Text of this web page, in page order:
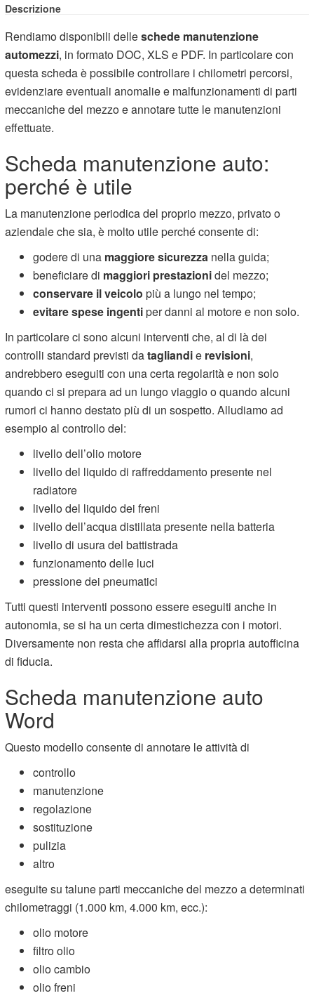
Descrizione
Rendiamo disponibili delleschede manutenzione
automezzi, in formato DOC, XLS e PDF. In particolare con
questa scheda è possibile controllare i chilometri percorsi,
evidenziare eventuali anomalie e malfunzionamenti di parti
meccaniche del mezzo e annotare tutte le manutenzioni
effettuate.
Scheda manutenzione auto:
perché è utile
La manutenzione periodica del proprio mezzo, privato o
aziendale che sia, è molto utile perché consente di:
godere di una maggiore sicurezza nella guida;
beneficiare di maggiori prestazionidel mezzo;
conservare il veicolo più a lungo nel tempo;
evitare spese ingentiper danni al motore e non solo.
In particolare ci sono alcuni interventi che, al di là dei
controlli standard previsti datagliandie revisioni,
andrebbero eseguiti con una certa regolarità e non solo
quando ci si prepara ad un lungo viaggio o quando alcuni
rumori ci hanno destato più di un sospetto. Alludiamo ad
esempio al controllo del:
livello dell’olio motore
livello del liquido di raffreddamento presente nel
radiatore
livello del liquido dei freni
livello dell’acqua distillata presente nella batteria
livello di usura del battistrada
funzionamento delle luci
pressione dei pneumatici
Tutti questi interventi possono essere eseguiti anche in
autonomia, se si ha un certa dimestichezza con i motori.
Diversamente non resta che affidarsi alla propria autofficina
di fiducia.
Scheda manutenzione auto
Word
Questo modello consente di annotare le attività di
controllo
manutenzione
regolazione
sostituzione
pulizia
altro
eseguite su talune parti meccaniche del mezzo a determinati
chilometraggi (1.000 km, 4.000 km, ecc.):
olio motore
filtro olio
olio cambio
olio freni